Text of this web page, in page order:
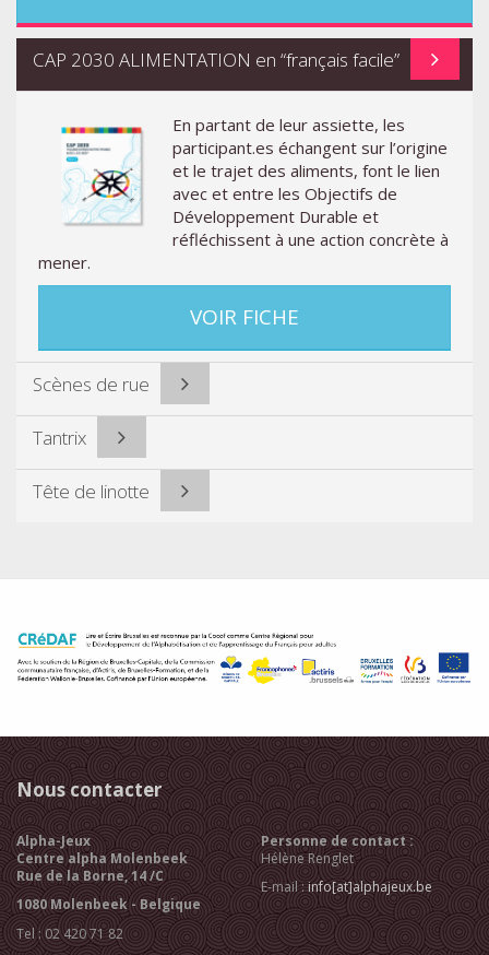
CAP 2030 ALIMENTATION en “français facile”
En partant de leur assiette, les
participant.es échangent sur l’origine
et le trajet des aliments, font le lien
avec et entre les Objectifs de
Développement Durable et
réfléchissent à une action concrète à
mener.
VOIR FICHE
Scènes de rue
Tantrix
Tête de linotte
Nous contacter
Alpha-Jeux
Centre alpha Molenbeek
Rue de la Borne, 14 /C
1080 Molenbeek - Belgique
Tel : 02 420 71 82
Personne de contact :
Hélène Renglet
E-mail : info[at]alphajeux.be